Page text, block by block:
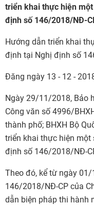
triển khai thực hiện
định số 146/2018/NĐ-
Hướng dẫn triển khai
định tại Nghị định số
Đăng ngày 13 - 12 -
Ngày 29/11/2018, Bảo
Công văn số 4996/
thành phố; BHXH Bộ
triển khai thực hiện một
định số 146/2018/NĐ-
​Theo đó, kể từ ngày
146/2018/NĐ-CP của
dẫn biện pháp thi hành